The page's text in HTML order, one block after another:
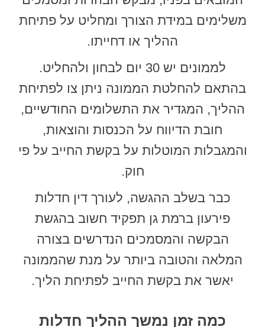
משלימים במידת הצורך ומחליט על פתיחת
ההליך או דחייתו.
לממונים יש 30 יום לבחון ולהחליט.
בהתאם להחלטת הממונה ניתן צו לפתיחת
ההליך, המגדיר את התשלומים החודשיים,
חובת הדיווח על הכנסות והוצאות,
והמגבלות המוטלות על בקשת החייב על פי
חוק.
כבר בשלב ההגשה, לעורך דין חדלות
פירעון ברמת גן תפקיד חשוב בהגשת
הבקשה והמסמכים הנדרשים בצורה
המלאה והטובה ביותר על מנת שהממונה
יאשר את בקשת החייב לפתיחת הליך.
כמה זמן נמשך ההליך חדלות